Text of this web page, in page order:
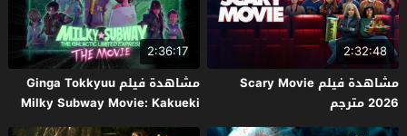
2:32:48
مشاهدة فيلم Scary Movie
2026 مترجم
2:36:17
مشاهدة فيلم Ginga Tokkyuu
Milky Subway Movie: Kakueki
Teisha Gekijou Yuki 2026 مترجم